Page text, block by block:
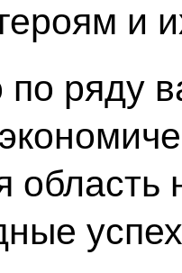
и
по ряду